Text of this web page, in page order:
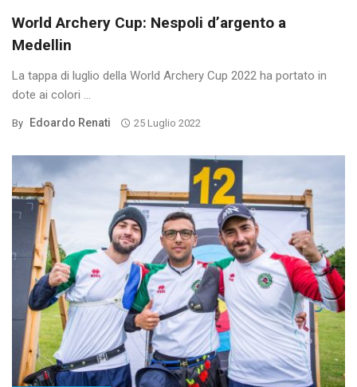
World Archery Cup: Nespoli d’argento a
Medellin
La tappa di luglio della World Archery Cup 2022 ha portato in
dote ai colori ...
By Edoardo Renati 25 Luglio 2022